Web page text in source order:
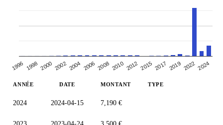
1996 1998 2000 2002 2004 2006 2008 2010 2012 2015 2017 2019 2022 2024
ANNÉE DATE MONTANT TYPE
2024 2024-04-15 7,190 €